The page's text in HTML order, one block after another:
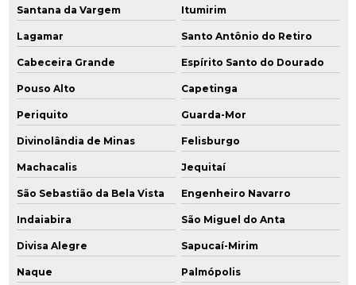
Santana da Vargem Itumirim
Lagamar Santo Antônio do Retiro
Cabeceira Grande Espírito Santo do Dourado
Pouso Alto Capetinga
Periquito Guarda-Mor
Divinolândia de Minas Felisburgo
Machacalis Jequitaí
São Sebastião da Bela Vista Engenheiro Navarro
Indaiabira São Miguel do Anta
Divisa Alegre Sapucaí-Mirim
Naque Palmópolis